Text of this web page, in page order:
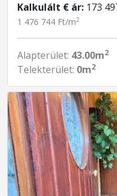
Kalkulált € ár: 173
1 476 744 Ft/m2
Alapterület: 43.00m2
Telekterület: 0m2